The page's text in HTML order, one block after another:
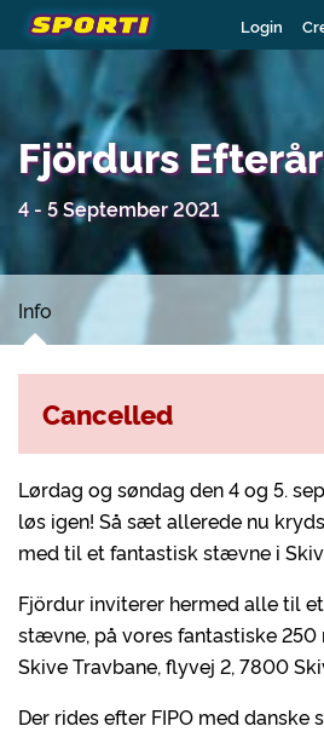
Login
Fjördurs
4 - 5 September 2021
Info
Lørdag og søndag den 4 og 5.
løs igen! Så sæt allerede nu
med til et fantastisk stævne i
Fjördur inviterer hermed alle til
stævne, på vores fantastiske 250
Skive Travbane, flyvej 2, 7800
Der rides efter FIPO med
Cancelled